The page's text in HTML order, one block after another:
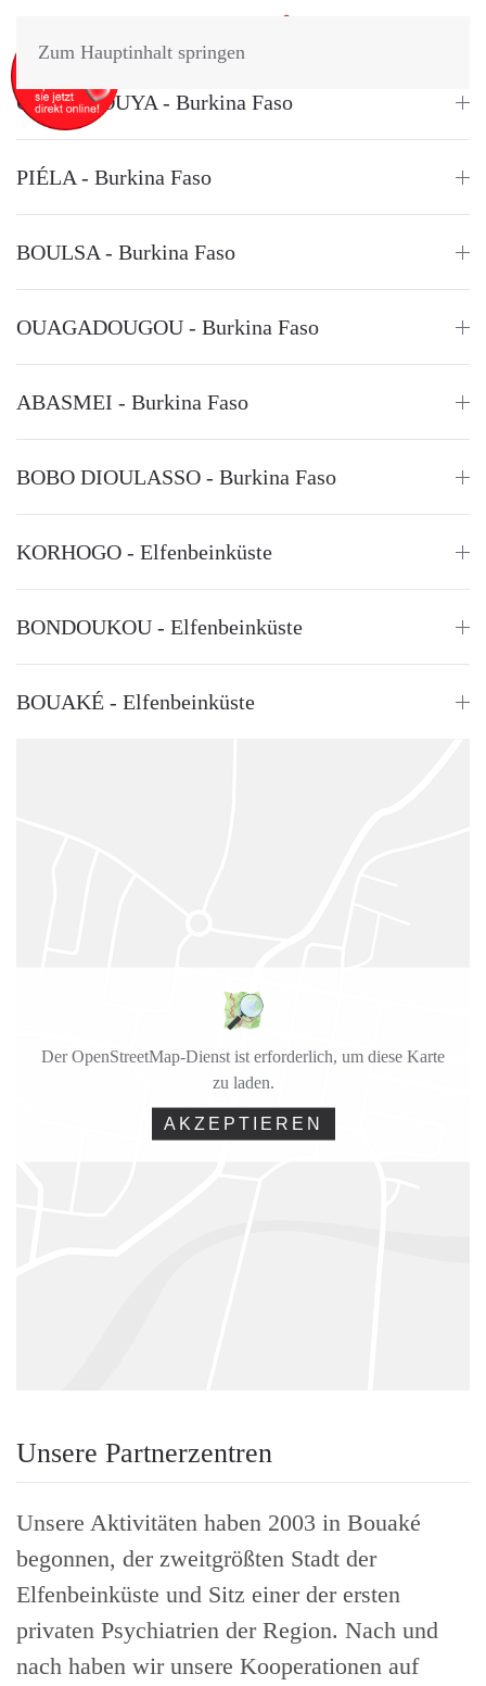
Zum Hauptinhalt springen
OUAHIGOUYA - Burkina Faso
PIÉLA - Burkina Faso
BOULSA - Burkina Faso
OUAGADOUGOU - Burkina Faso
ABASMEI - Burkina Faso
BOBO DIOULASSO - Burkina Faso
KORHOGO - Elfenbeinküste
BONDOUKOU - Elfenbeinküste
BOUAKÉ - Elfenbeinküste
Der OpenStreetMap-Dienst ist erforderlich, um diese Karte
zu laden.
AKZEPTIEREN
Unsere Partnerzentren
Unsere Aktivitäten haben 2003 in Bouaké
begonnen, der zweitgrößten Stadt der
Elfenbeinküste und Sitz einer der ersten
privaten Psychiatrien der Region. Nach und
nach haben wir unsere Kooperationen auf